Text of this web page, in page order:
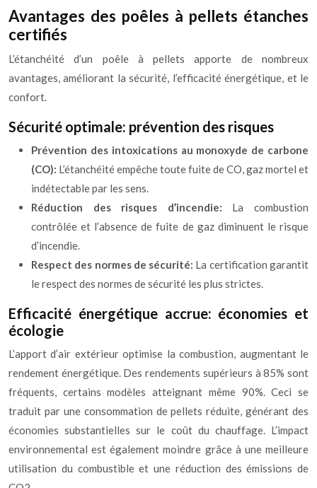
Avantages des poêles à pellets étanches
certifiés
L’étanchéité d’un poêle à pellets apporte de nombreux
avantages, améliorant la sécurité, l’efficacité énergétique, et le
confort.
Sécurité optimale: prévention des risques
Prévention des intoxications au monoxyde de carbone
(CO): L’étanchéité empêche toute fuite de CO, gaz mortel et
indétectable par les sens.
Réduction des risques d’incendie: La combustion
contrôlée et l’absence de fuite de gaz diminuent le risque
d’incendie.
Respect des normes de sécurité: La certification garantit
le respect des normes de sécurité les plus strictes.
Efficacité énergétique accrue: économies et
écologie
L’apport d’air extérieur optimise la combustion, augmentant le
rendement énergétique. Des rendements supérieurs à 85% sont
fréquents, certains modèles atteignant même 90%. Ceci se
traduit par une consommation de pellets réduite, générant des
économies substantielles sur le coût du chauffage. L’impact
environnemental est également moindre grâce à une meilleure
utilisation du combustible et une réduction des émissions de